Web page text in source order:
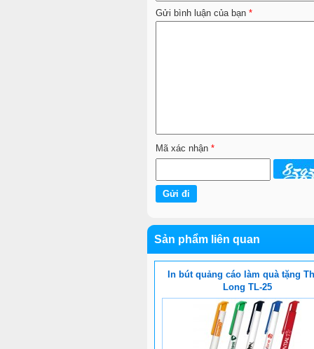
Gửi bình luận của bạn *
Mã xác nhận *
Sản phẩm liên quan
In bút quảng cáo làm quà tặng
Long TL-25